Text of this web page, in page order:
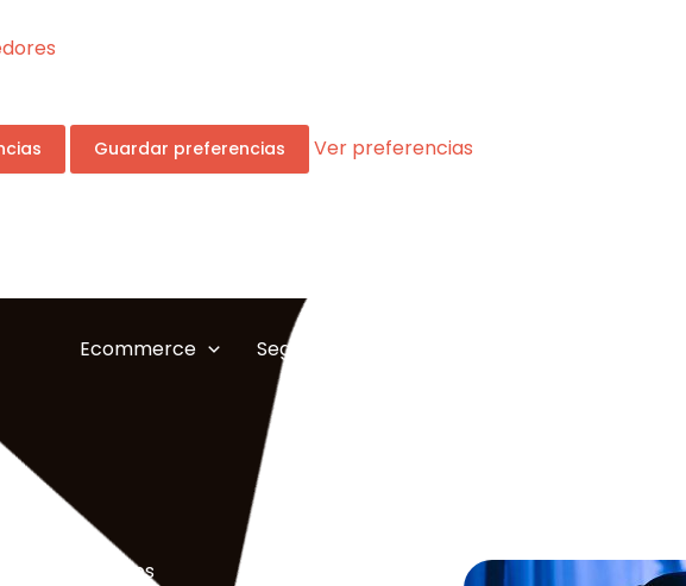
Guardar preferencias
Ver preferencias
Ecommerce Seguridad
de DevOps